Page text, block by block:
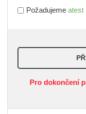
Požadujeme atest
Pro dokončení